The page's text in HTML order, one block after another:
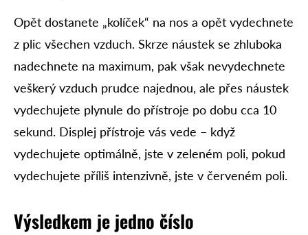
Opět dostanete „kolíček“ na nos a opět vydechnete
z plic všechen vzduch. Skrze náustek se zhluboka
nadechnete na maximum, pak však nevydechnete
veškerý vzduch prudce najednou, ale přes náustek
vydechujete plynule do přístroje po dobu cca 10
sekund. Displej přístroje vás vede – když
vydechujete optimálně, jste v zeleném poli, pokud
vydechujete příliš intenzivně, jste v červeném poli.
Výsledkem je jedno číslo